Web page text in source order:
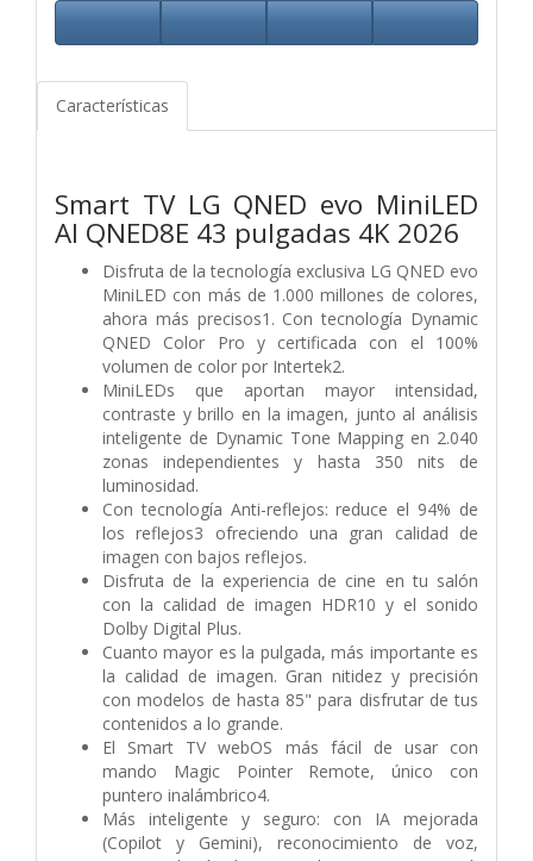
Características
Smart TV LG QNED evo MiniLED
AI QNED8E 43 pulgadas 4K 2026
Disfruta de la tecnología exclusiva LG QNED evo
MiniLED con más de 1.000 millones de colores,
ahora más precisos1. Con tecnología Dynamic
QNED Color Pro y certificada con el 100%
volumen de color por Intertek2.
MiniLEDs que aportan mayor intensidad,
contraste y brillo en la imagen, junto al análisis
inteligente de Dynamic Tone Mapping en 2.040
zonas independientes y hasta 350 nits de
luminosidad.
Con tecnología Anti-reflejos: reduce el 94% de
los reflejos3 ofreciendo una gran calidad de
imagen con bajos reflejos.
Disfruta de la experiencia de cine en tu salón
con la calidad de imagen HDR10 y el sonido
Dolby Digital Plus.
Cuanto mayor es la pulgada, más importante es
la calidad de imagen. Gran nitidez y precisión
con modelos de hasta 85" para disfrutar de tus
contenidos a lo grande.
El Smart TV webOS más fácil de usar con
mando Magic Pointer Remote, único con
puntero inalámbrico4.
Más inteligente y seguro: con IA mejorada
(Copilot y Gemini), reconocimiento de voz,